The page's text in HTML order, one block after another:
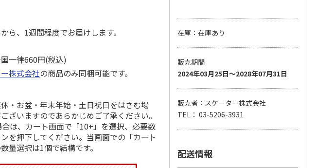
ら、1週間程度でお届けします。
一律660円(税込)
株式会社の商品のみ同梱可能です。
・お盆・年末年始・土日祝日をはさむ場
ざいますのであらかじめご了承ください。
は、カート画面で「10+」を選択、必要数
を押下してください。当画面での「カート
量選択は1個で結構です。
在庫：在庫あり
販売期間
2024年03月25日～2028年07月31日
販売者：スケーター株式会社
TEL： 03-5206-3931
配送情報